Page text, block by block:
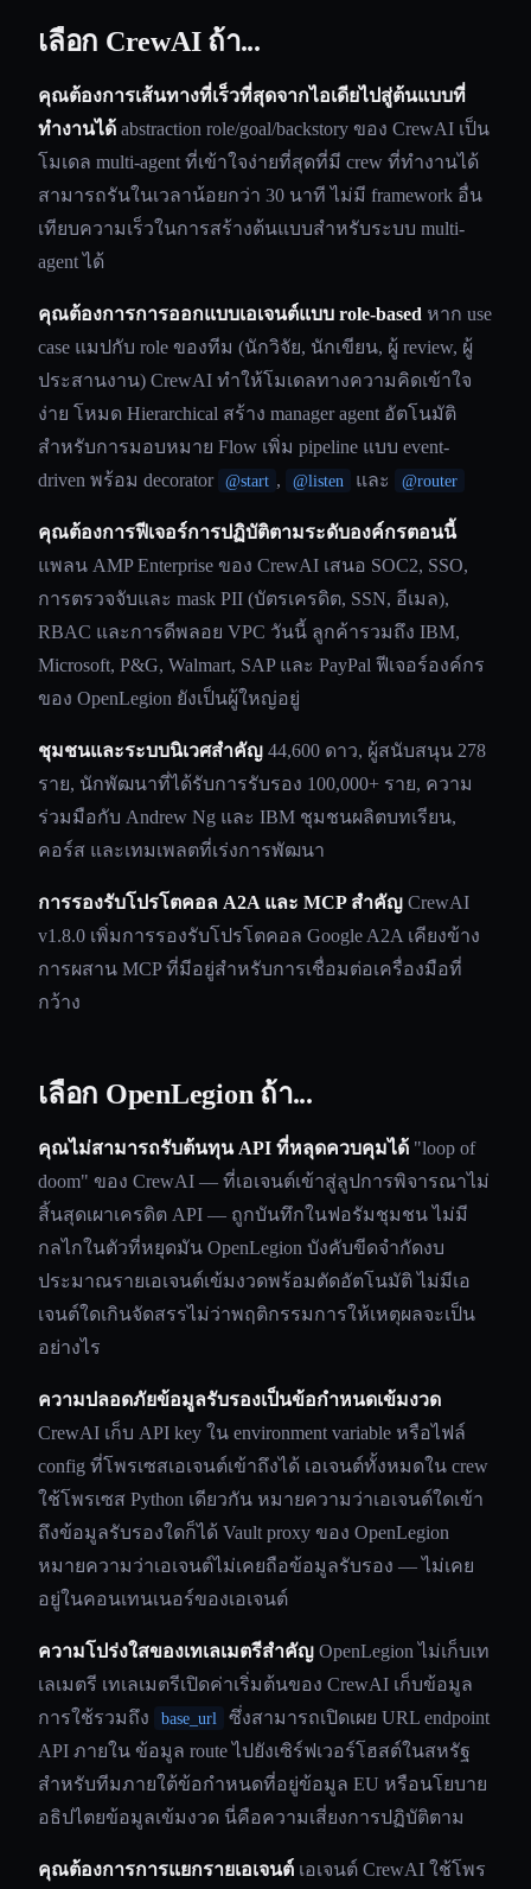
เลือก CrewAI ถ้า...
คุณต้องการเส้นทางที่เร็วที่สุดจากไอเดียไปสู่ต้นแบบที่
ทำงานได้ abstraction role/goal/backstory ของ CrewAI เป็น
โมเดล multi-agent ที่เข้าใจง่ายที่สุดที่มี crew ที่ทำงานได้
สามารถรันในเวลาน้อยกว่า 30 นาที ไม่มี framework อื่น
เทียบความเร็วในการสร้างต้นแบบสำหรับระบบ multi-
agent ได้
คุณต้องการการออกแบบเอเจนต์แบบ role-based หาก use
case แมปกับ role ของทีม (นักวิจัย, นักเขียน, ผู้ review, ผู้
ประสานงาน) CrewAI ทำให้โมเดลทางความคิดเข้าใจ
ง่าย โหมด Hierarchical สร้าง manager agent อัตโนมัติ
สำหรับการมอบหมาย Flow เพิ่ม pipeline แบบ event-
driven พร้อม decorator @start , @listen และ @router
คุณต้องการฟีเจอร์การปฏิบัติตามระดับองค์กรตอนนี้
แพลน AMP Enterprise ของ CrewAI เสนอ SOC2, SSO,
การตรวจจับและ mask PII (บัตรเครดิต, SSN, อีเมล),
RBAC และการดีพลอย VPC วันนี้ ลูกค้ารวมถึง IBM,
Microsoft, P&G, Walmart, SAP และ PayPal ฟีเจอร์องค์กร
ของ OpenLegion ยังเป็นผู้ใหญ่อยู่
ชุมชนและระบบนิเวศสำคัญ 44,600 ดาว, ผู้สนับสนุน 278
ราย, นักพัฒนาที่ได้รับการรับรอง 100,000+ ราย, ความ
ร่วมมือกับ Andrew Ng และ IBM ชุมชนผลิตบทเรียน,
คอร์ส และเทมเพลตที่เร่งการพัฒนา
การรองรับโปรโตคอล A2A และ MCP สำคัญ CrewAI
v1.8.0 เพิ่มการรองรับโปรโตคอล Google A2A เคียงข้าง
การผสาน MCP ที่มีอยู่สำหรับการเชื่อมต่อเครื่องมือที่
กว้าง
เลือก OpenLegion ถ้า...
คุณไม่สามารถรับต้นทุน API ที่หลุดควบคุมได้ "loop of
doom" ของ CrewAI — ที่เอเจนต์เข้าสู่ลูปการพิจารณาไม่
สิ้นสุดเผาเครดิต API — ถูกบันทึกในฟอรัมชุมชน ไม่มี
กลไกในตัวที่หยุดมัน OpenLegion บังคับขีดจำกัดงบ
ประมาณรายเอเจนต์เข้มงวดพร้อมตัดอัตโนมัติ ไม่มีเอ
เจนต์ใดเกินจัดสรรไม่ว่าพฤติกรรมการให้เหตุผลจะเป็น
อย่างไร
ความปลอดภัยข้อมูลรับรองเป็นข้อกำหนดเข้มงวด
CrewAI เก็บ API key ใน environment variable หรือไฟล์
config ที่โพรเซสเอเจนต์เข้าถึงได้ เอเจนต์ทั้งหมดใน crew
ใช้โพรเซส Python เดียวกัน หมายความว่าเอเจนต์ใดเข้า
ถึงข้อมูลรับรองใดก็ได้ Vault proxy ของ OpenLegion
หมายความว่าเอเจนต์ไม่เคยถือข้อมูลรับรอง — ไม่เคย
อยู่ในคอนเทนเนอร์ของเอเจนต์
ความโปร่งใสของเทเลเมตรีสำคัญ OpenLegion ไม่เก็บเท
เลเมตรี เทเลเมตรีเปิดค่าเริ่มต้นของ CrewAI เก็บข้อมูล
การใช้รวมถึง
base_url
ซึ่งสามารถเปิดเผย URL endpoint
API ภายใน ข้อมูล route ไปยังเซิร์ฟเวอร์โฮสต์ในสหรัฐ
สำหรับทีมภายใต้ข้อกำหนดที่อยู่ข้อมูล EU หรือนโยบาย
อธิปไตยข้อมูลเข้มงวด นี่คือความเสี่ยงการปฏิบัติตาม
คุณต้องการการแยกรายเอเจนต์ เอเจนต์ CrewAI ใช้โพร